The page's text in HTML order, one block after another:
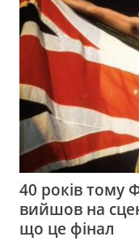
40 років тому
вийшов на
що це фінал